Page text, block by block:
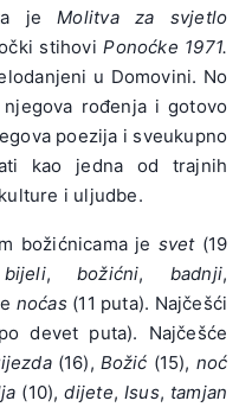
jeMolitva za svjetlo
stihoviPonoćke 1971.
u Domovini. No
rođenja i gotovo
poezija i sveukupno
kao jedna od trajnih
i uljudbe.
božićnicama je svet(19
bijeli, božićni, badnji,
noćas(11 puta). Najčešći
devet puta). Najčešće
(16), Božić (15), noć
(10),dijete, Isus, tamjan